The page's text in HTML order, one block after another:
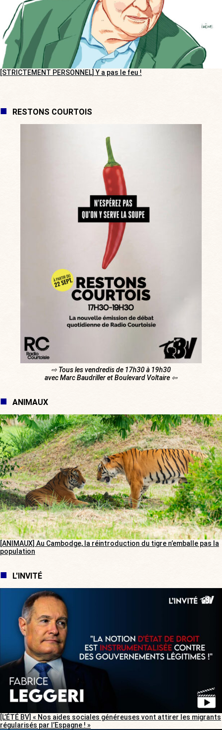
[STRICTEMENT PERSONNEL] Y a pas le feu !
RESTONS COURTOIS
⇨ Tous les vendredis de 17h30 à 19h30
avec Marc Baudriller et Boulevard Voltaire ⇦
ANIMAUX
[ANIMAUX] Au Cambodge, la réintroduction du tigre n’emballe pas la
population
L'INVITÉ
[L’ÉTÉ BV] « Nos aides sociales généreuses vont attirer les migrants
régularisés par l’Espagne ! »